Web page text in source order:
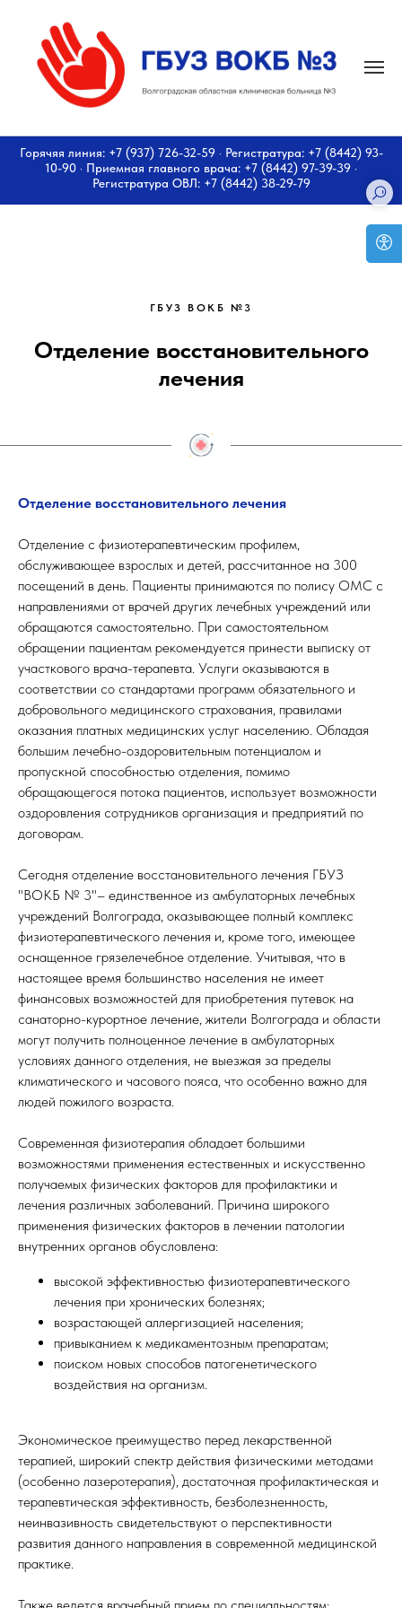
Горячяя линия: +7 (937) 726-32-59 · Регистратура: +7 (8442) 93-
10-90 · Приемная главного врача: +7 (8442) 97-39-39 ·
Регистратура ОВЛ: +7 (8442) 38-29-79
ГБУЗ ВОКБ №3
Отделение восстановительного
лечения
Отделение восстановительного лечения
Отделение с физиотерапевтическим профилем,
обслуживающее взрослых и детей, рассчитанное на 300
посещений в день. Пациенты принимаются по полису ОМС с
направлениями от врачей других лечебных учреждений или
обращаются самостоятельно. При самостоятельном
обращении пациентам рекомендуется принести выписку от
участкового врача-терапевта. Услуги оказываются в
соответствии со стандартами программ обязательного и
добровольного медицинского страхования, правилами
оказания платных медицинских услуг населению. Обладая
большим лечебно-оздоровительным потенциалом и
пропускной способностью отделения, помимо
обращающегося потока пациентов, использует возможности
оздоровления сотрудников организация и предприятий по
договорам.
Сегодня отделение восстановительного лечения ГБУЗ
"ВОКБ № 3"– единственное из амбулаторных лечебных
учреждений Волгограда, оказывающее полный комплекс
физиотерапевтического лечения и, кроме того, имеющее
оснащенное грязелечебное отделение. Учитывая, что в
настоящее время большинство населения не имеет
финансовых возможностей для приобретения путевок на
санаторно-курортное лечение, жители Волгограда и области
могут получить полноценное лечение в амбулаторных
условиях данного отделения, не выезжая за пределы
климатического и часового пояса, что особенно важно для
людей пожилого возраста.
Современная физиотерапия обладает большими
возможностями применения естественных и искусственно
получаемых физических факторов для профилактики и
лечения различных заболеваний. Причина широкого
применения физических факторов в лечении патологии
внутренних органов обусловлена:
высокой эффективностью физиотерапевтического
лечения при хронических болезнях;
возрастающей аллергизацией населения;
привыканием к медикаментозным препаратам;
поиском новых способов патогенетического
воздействия на организм.
Экономическое преимущество перед лекарственной
терапией, широкий спектр действия физическими методами
(особенно лазеротерапия), достаточная профилактическая и
терапевтическая эффективность, безболезненность,
неинвазивность свидетельствуют о перспективности
развития данного направления в современной медицинской
практике.